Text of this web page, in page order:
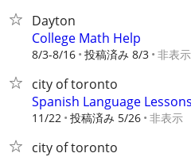
Dayton
College Math Help
8/3-8/16 投稿済み 8/3 非表示
city of toronto
Spanish Language
11/22 投稿済み 5/26 非表示
city of toronto